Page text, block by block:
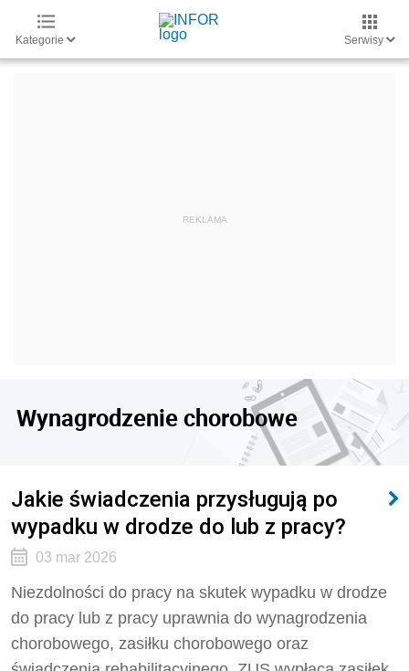
Kategorie Serwisy
Wynagrodzenie chorobowe
Jakie świadczenia przysługują po
wypadku w drodze do lub z pracy?
03 mar 2026
Niezdolności do pracy na skutek wypadku w drodze
do pracy lub z pracy uprawnia do wynagrodzenia
chorobowego, zasiłku chorobowego oraz